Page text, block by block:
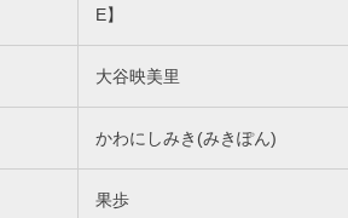
E】
大谷映美里
かわにしみき(みきぽん)
果歩